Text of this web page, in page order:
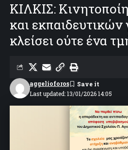
ΚΙΛΚΙΣ:
και εκπαιδευτικών
κλείσει ούτε ένα
Last updated: 13/01/2026 14:05
aggelioforos